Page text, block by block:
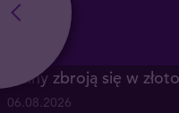
Chiny zbroją się w
06.08.2026